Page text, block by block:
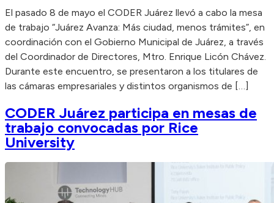
El pasado 8 de mayo el CODER Juárez llevó a cabo la mesa
de trabajo “Juárez Avanza: Más ciudad, menos trámites”, en
coordinación con el Gobierno Municipal de Juárez, a través
del Coordinador de Directores, Mtro. Enrique Licón Chávez.
Durante este encuentro, se presentaron a los titulares de
las cámaras empresariales y distintos organismos de […]
CODER Juárez participa en mesas de
trabajo convocadas por Rice
University